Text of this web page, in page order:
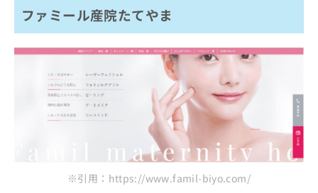
ファミール産院たてやま
※引用：https://www.famil-biyo.com/